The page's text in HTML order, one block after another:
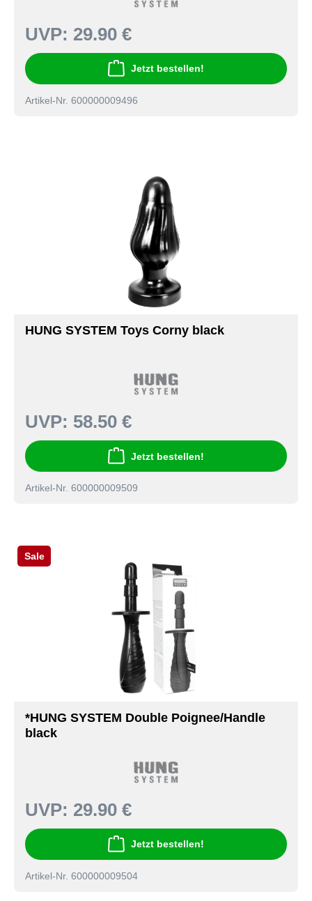
UVP: 29.90 €
Jetzt bestellen!
Artikel-Nr. 600000009496
HUNG SYSTEM Toys Corny black
UVP: 58.50 €
Jetzt bestellen!
Artikel-Nr. 600000009509
Sale
*HUNG SYSTEM Double Poignee/Handle
black
UVP: 29.90 €
Jetzt bestellen!
Artikel-Nr. 600000009504